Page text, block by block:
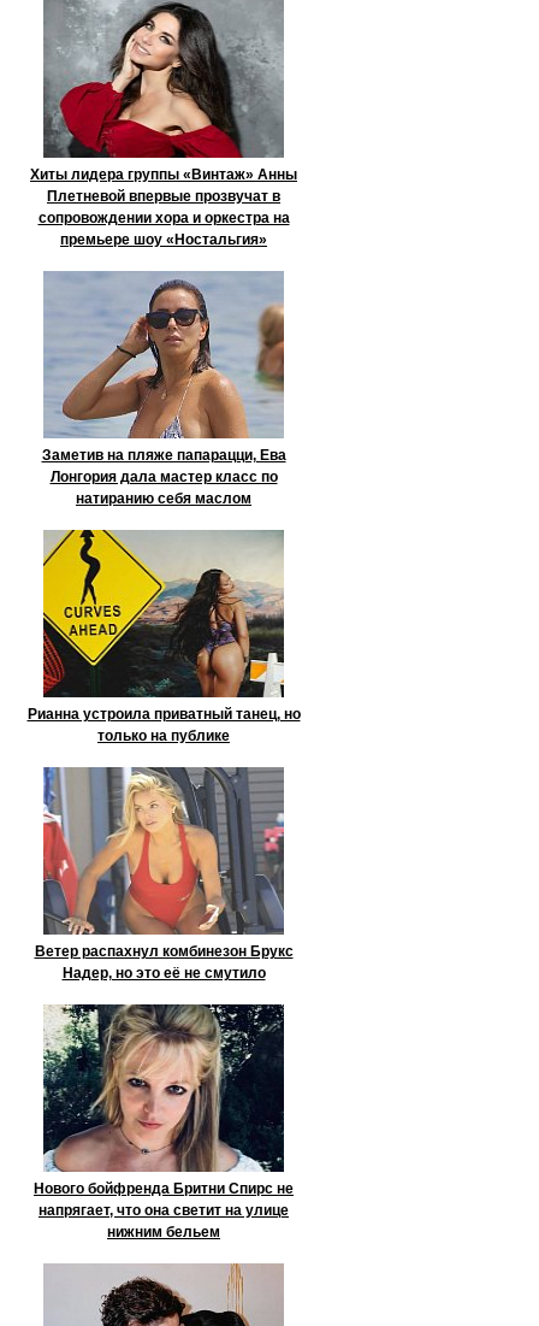
Хиты лидера группы «Винтаж» Анны
Плетневой впервые прозвучат в
сопровождении хора и оркестра на
премьере шоу «Ностальгия»
Заметив на пляже папарацци, Ева
Лонгория дала мастер класс по
натиранию себя маслом
Рианна устроила приватный танец, но
только на публике
Ветер распахнул комбинезон Брукс
Надер, но это её не смутило
Нового бойфренда Бритни Спирс не
напрягает, что она светит на улице
нижним бельем